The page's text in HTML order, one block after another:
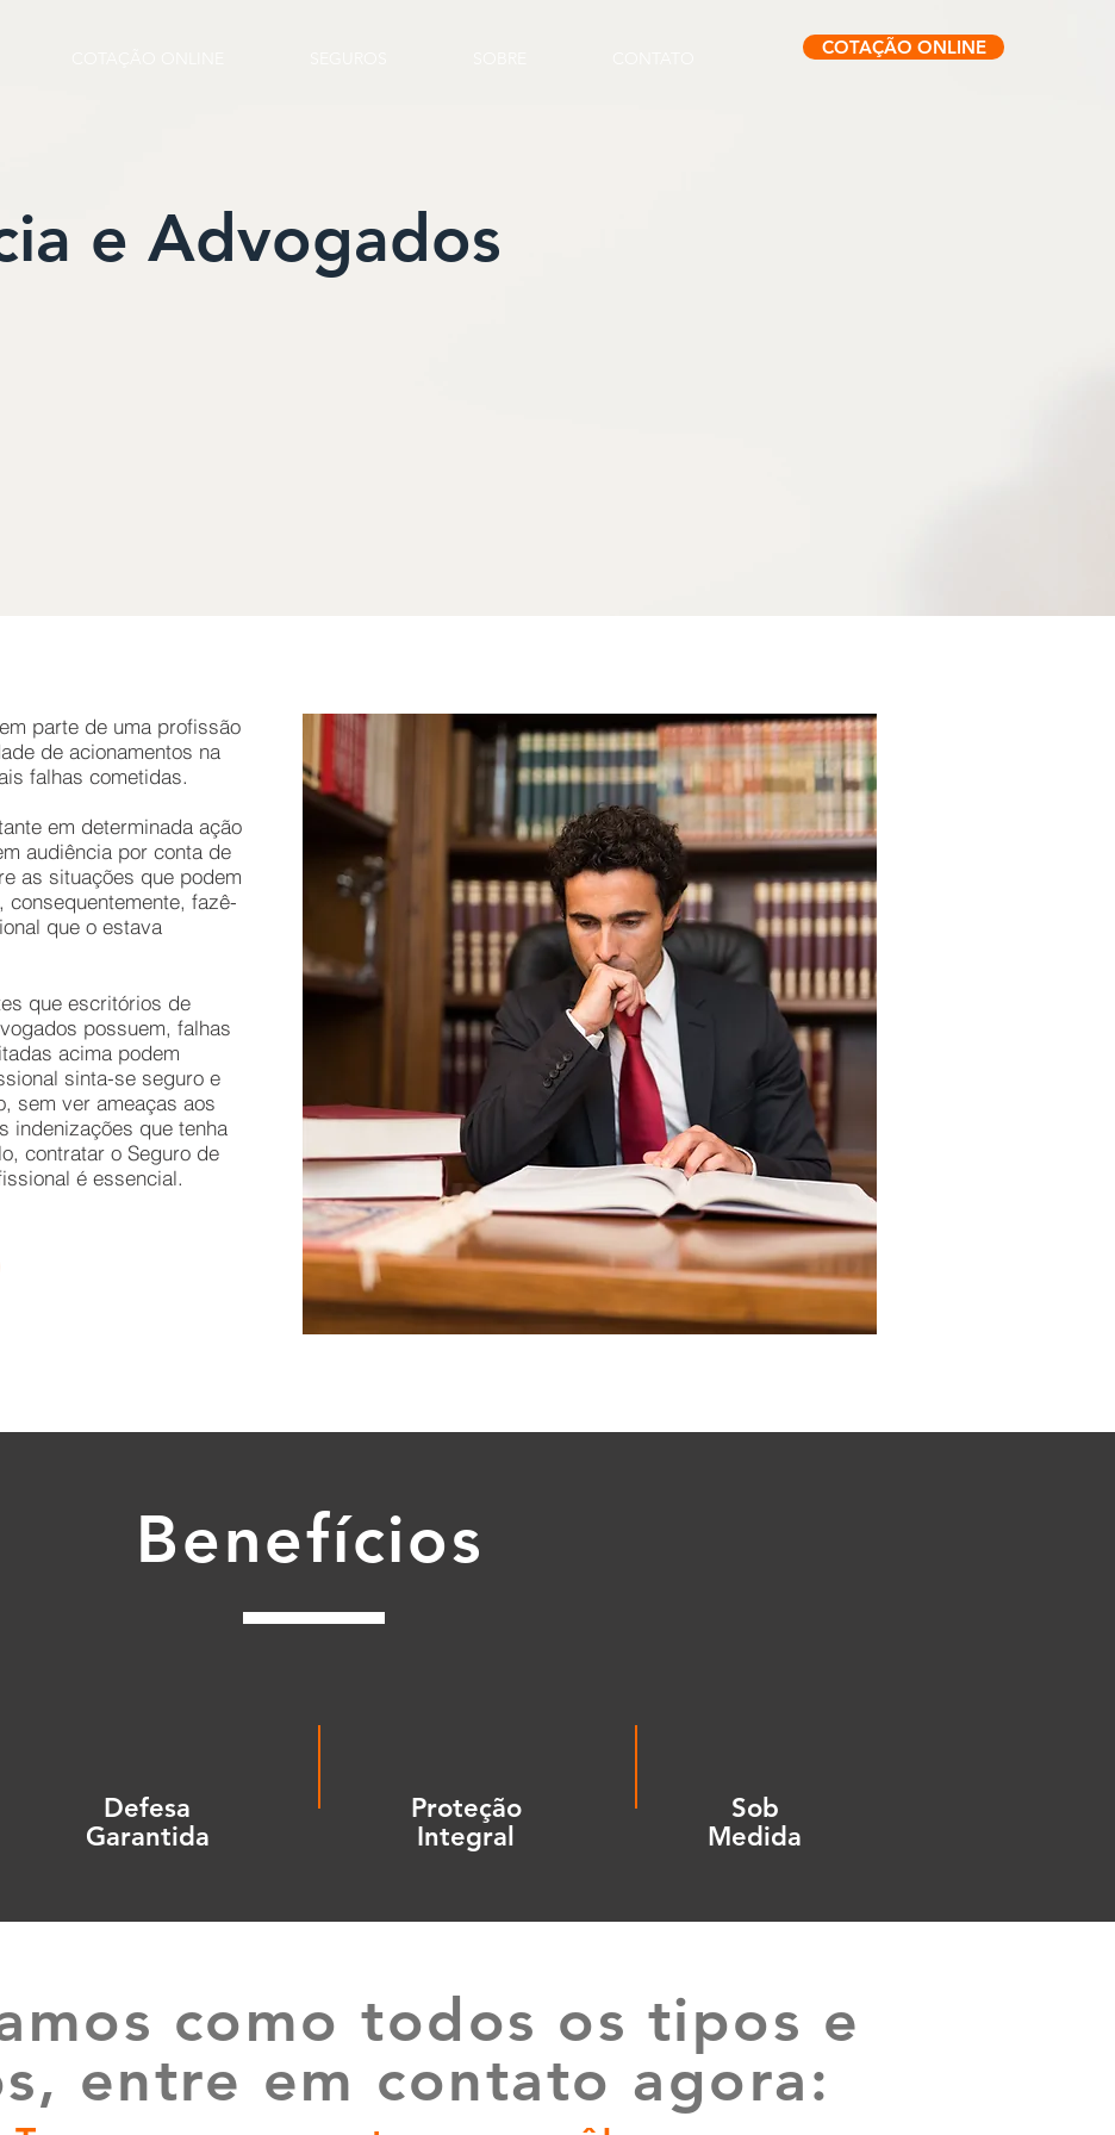
COTAÇÃO ONLINE
e Advogados
parte de uma profissão
de acionamentos na
falhas cometidas.
em determinada ação
audiência por conta de
as situações que podem
fazê-
que o estava
que escritórios de
possuem, falhas
acima podem
sinta-se seguro e
sem ver ameaças aos
indenizações que tenha
contratar o Seguro de
é essencial.
Benefícios
Defesa
Garantida
Proteção
Integral
Sob
Medida
como todos os tipos e
entre em contato agora: